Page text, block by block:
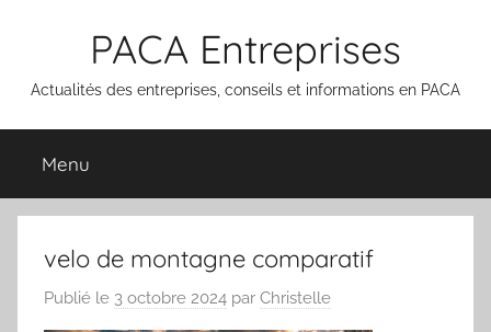
PACA Entreprises
Actualités des entreprises, conseils et informations en PACA
Menu
velo de montagne comparatif
Publié le 3 octobre 2024 par Christelle